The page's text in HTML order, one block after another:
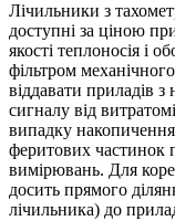
Лічильники з
доступні за ціною
якості теплоносія і
фільтром
віддавати приладів з
сигналу від
випадку
феритових частинок
вимірювань. Для
досить прямого
лічильника) до